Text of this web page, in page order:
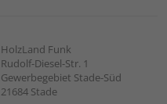
HolzLand Funk
Rudolf-Diesel-Str. 1
Gewerbegebiet Stade-Süd
21684 Stade